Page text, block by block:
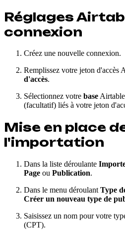
Réglages
connexion
Créez une nouvelle connexion.
Remplissez votre jeton d'accès
d'accès.
Sélectionnez votre base
(facultatif) liés à votre jeton
Mise en place
l'importation
Dans la liste déroulante
Page ou Publication.
Dans le menu déroulant Type
Créer un nouveau type de
Saisissez un nom pour votre
(CPT).